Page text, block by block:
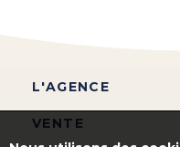
L'AGENCE
VENTE